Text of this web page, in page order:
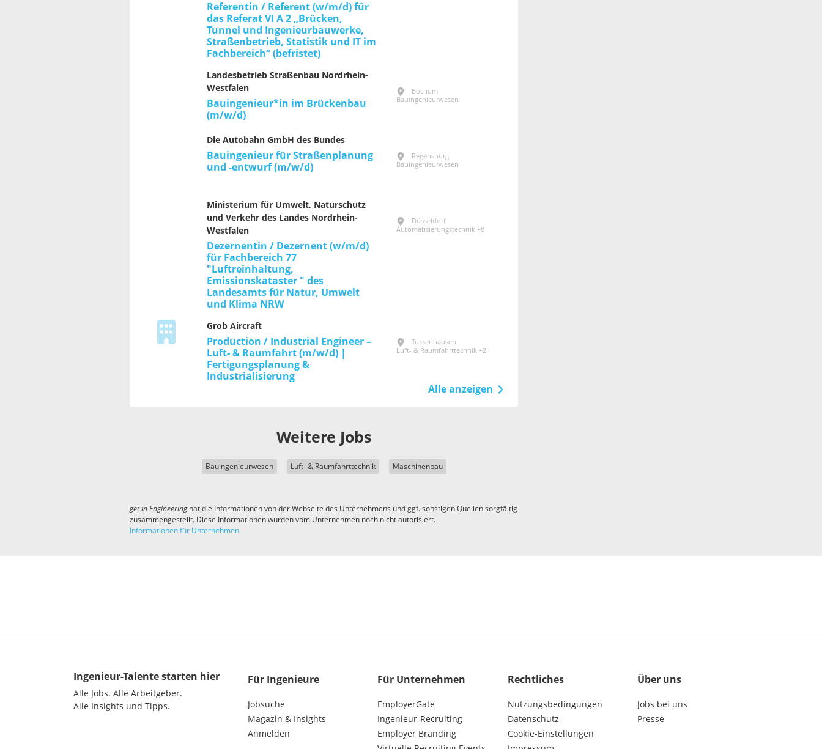
Referentin / Referent (w/m/d) für
das Referat VI A 2 „Brücken,
Tunnel und Ingenieurbauwerke,
Straßenbetrieb, Statistik und IT im
Fachbereich“ (befristet)
Landesbetrieb Straßenbau Nordrhein-
Westfalen
Bauingenieur*in im Brückenbau
(m/w/d)
Bochum
Bauingenieurwesen
Die Autobahn GmbH des Bundes
Bauingenieur für Straßenplanung
und -entwurf (m/w/d)
Regensburg
Bauingenieurwesen
Ministerium für Umwelt, Naturschutz
und Verkehr des Landes Nordrhein-
Westfalen
Dezernentin / Dezernent (w/m/d)
für Fachbereich 77
"Luftreinhaltung,
Emissionskataster " des
Landesamts für Natur, Umwelt
und Klima NRW
Düsseldorf
Automatisierungstechnik +8
Grob Aircraft
Production / Industrial Engineer –
Luft- & Raumfahrt (m/w/d) |
Fertigungsplanung &
Industrialisierung
Tussenhausen
Luft- & Raumfahrttechnik +2
Alle anzeigen
Weitere Jobs
Bauingenieurwesen Luft- & Raumfahrttechnik Maschinenbau
get in Engineeringhat die Informationen von der Webseite des Unternehmens und ggf. sonstigen Quellen sorgfältig
zusammengestellt. Diese Informationen wurden vom Unternehmen noch nicht autorisiert.
Informationen für Unternehmen
Ingenieur-Talente starten hier
Alle Jobs. Alle Arbeitgeber.
Alle Insights und Tipps.
Für Ingenieure
Jobsuche
Magazin & Insights
Anmelden
Für Unternehmen
EmployerGate
Ingenieur-Recruiting
Employer Branding
Rechtliches
Nutzungsbedingungen
Datenschutz
Cookie-Einstellungen
Über uns
Jobs bei uns
Presse